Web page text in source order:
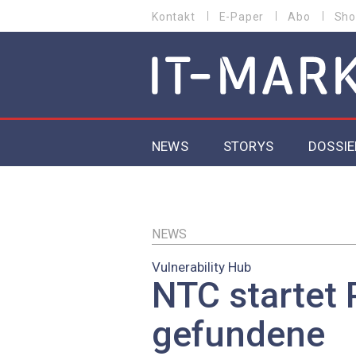
zum
MENU
Kontakt E-Paper Abo
MAIN NAVIGATION
NEWS STORYS
EU-
NEWS
Vulnerability Hub
NTC startet
gefundene